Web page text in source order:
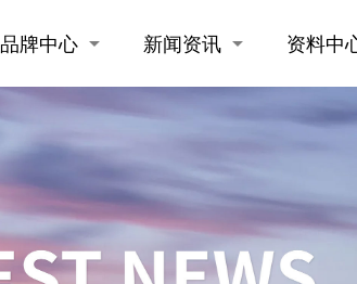
品牌中心 新闻资讯 资料中